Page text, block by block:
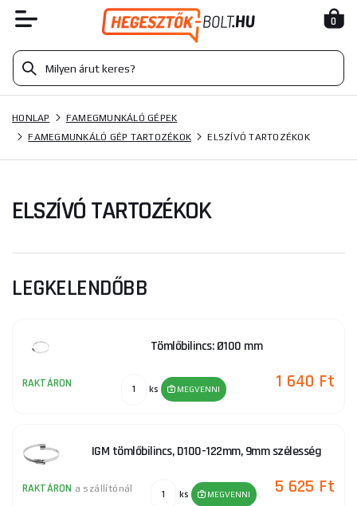
0
HONLAP
FAMEGMUNKÁLÓ GÉPEK
FAMEGMUNKÁLÓ GÉP TARTOZÉKOK
ELSZÍVÓ TARTOZÉKOK
ELSZÍVÓ TARTOZÉKOK
LEGKELENDŐBB
Tömlőbilincs: Ø100 mm
RAKTÁRON ks MEGVENNI 1 640 Ft
IGM tömlőbilincs, D100-122mm, 9mm szélesség
RAKTÁRON a szállítónál ks MEGVENNI 5 625 Ft